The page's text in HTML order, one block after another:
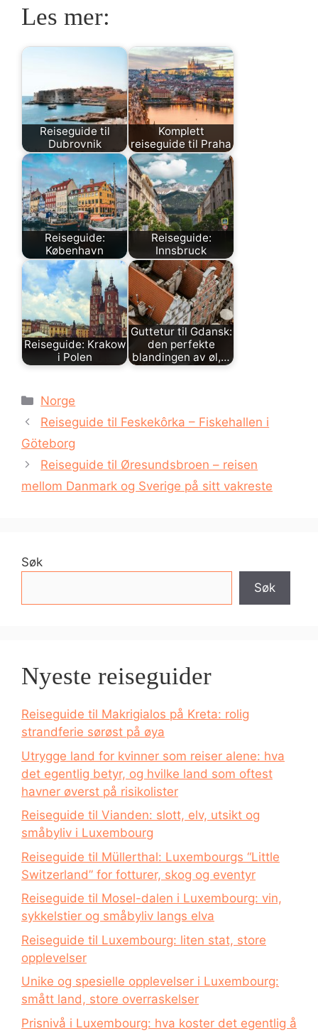
Les mer:
Reiseguide til
Dubrovnik
Komplett
reiseguide til Praha
Reiseguide:
København
Reiseguide:
Innsbruck
Reiseguide: Krakow
i Polen
Guttetur til Gdansk:
den perfekte
blandingen av øl,…
Kategorier
Norge
Reiseguide til Feskekôrka – Fiskehallen i
Göteborg
Reiseguide til Øresundsbroen – reisen
mellom Danmark og Sverige på sitt vakreste
Søk
Søk
Nyeste reiseguider
Reiseguide til Makrigialos på Kreta: rolig
strandferie sørøst på øya
Utrygge land for kvinner som reiser alene: hva
det egentlig betyr, og hvilke land som oftest
havner øverst på risikolister
Reiseguide til Vianden: slott, elv, utsikt og
småbyliv i Luxembourg
Reiseguide til Müllerthal: Luxembourgs “Little
Switzerland” for fotturer, skog og eventyr
Reiseguide til Mosel-dalen i Luxembourg: vin,
sykkelstier og småbyliv langs elva
Reiseguide til Luxembourg: liten stat, store
opplevelser
Unike og spesielle opplevelser i Luxembourg:
smått land, store overraskelser
Prisnivå i Luxembourg: hva koster det egentlig å